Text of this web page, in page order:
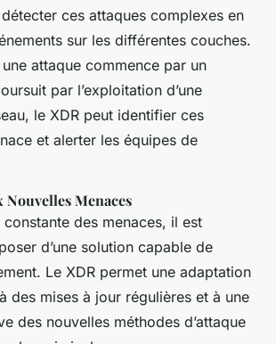
ces attaques complexes en
sur les différentes couches.
attaque commence par un
par l’exploitation d’une
le XDR peut identifier ces
et alerter les équipes de
Menaces
constante des menaces, il est
d’une solution capable de
Le XDR permet une adaptation
des mises à jour régulières et à une
des nouvelles méthodes d’attaque